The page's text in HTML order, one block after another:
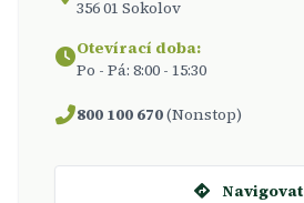
356 01 Sokolov
Otevírací doba:
Po - Pá: 8:00 - 15:30
800 100 670(Nonstop)
Navigovat